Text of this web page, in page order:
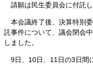
請願は民生委員会に付託し
本会議終了後、決算特別
託事件について、議会閉会
しました。
9日、10日、11日の3日間